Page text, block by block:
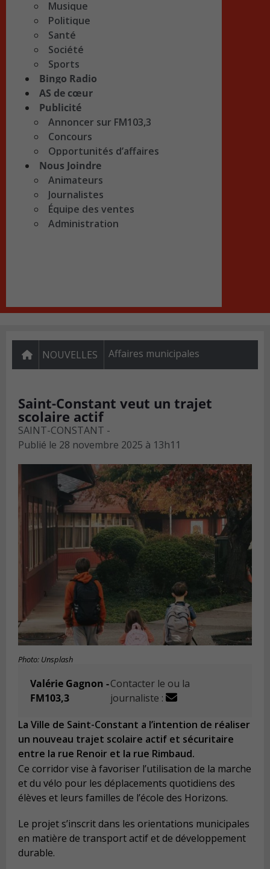
Musique
Politique
Santé
Société
Sports
Bingo Radio
AS de cœur
Publicité
Annoncer sur FM103,3
Concours
Opportunités d’affaires
Nous Joindre
Animateurs
Journalistes
Équipe des ventes
Administration
NOUVELLES Affaires municipales
Saint-Constant veut un trajet
scolaire actif
SAINT-CONSTANT -
Publié le 28 novembre 2025 à 13h11
Photo: Unsplash
Valérie Gagnon -
FM103,3
Contacter le ou la
journaliste :
La Ville de Saint-Constant a l’intention de réaliser
un nouveau trajet scolaire actif et sécuritaire
entre la rue Renoir et la rue Rimbaud.
Ce corridor vise à favoriser l’utilisation de la marche
et du vélo pour les déplacements quotidiens des
élèves et leurs familles de l’école des Horizons.
Le projet s’inscrit dans les orientations municipales
en matière de transport actif et de développement
durable.